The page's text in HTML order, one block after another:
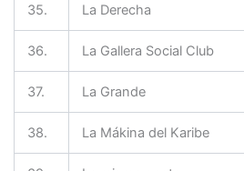
35. La Derecha
36. La Gallera Social Club
37. La Grande
38. La Mákina del Karibe